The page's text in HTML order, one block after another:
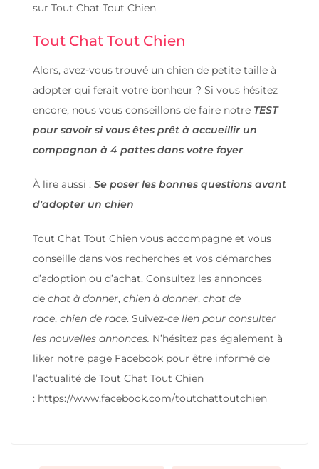
sur Tout Chat Tout Chien
Tout Chat Tout Chien
Alors, avez-vous trouvé un chien de petite taille à
adopter qui ferait votre bonheur ? Si vous hésitez
encore, nous vous conseillons de faire notre TEST
pour savoir si vous êtes prêt à accueillir un
compagnon à 4 pattes dans votre foyer.
À lire aussi : Se poser les bonnes questions avant
d'adopter un chien
Tout Chat Tout Chien vous accompagne et vous
conseille dans vos recherches et vos démarches
d’adoption ou d’achat. Consultez les annonces
de chat à donner, chien à donner, chat de
race, chien de race. Suivez-ce lien pour consulter
les nouvelles annonces. N’hésitez pas également à
liker notre page Facebook pour être informé de
l’actualité de Tout Chat Tout Chien
: https://www.facebook.com/toutchattoutchien